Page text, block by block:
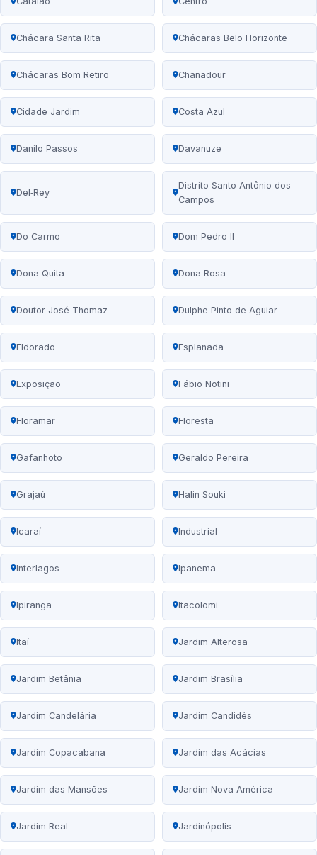
Chácara Santa Rita Chácaras Belo Horizonte
Chácaras Bom Retiro Chanadour
Cidade Jardim Costa Azul
Danilo Passos Davanuze
Del‑Rey
Distrito Santo Antônio dos
Campos
Do Carmo Dom Pedro II
Dona Quita Dona Rosa
Doutor José Thomaz Dulphe Pinto de Aguiar
Eldorado Esplanada
Exposição Fábio Notini
Floramar Floresta
Gafanhoto Geraldo Pereira
Grajaú Halin Souki
Icaraí Industrial
Interlagos Ipanema
Ipiranga Itacolomi
Itaí Jardim Alterosa
Jardim Betânia Jardim Brasília
Jardim Candelária Jardim Candidés
Jardim Copacabana Jardim das Acácias
Jardim das Mansões Jardim Nova América
Jardim Real Jardinópolis